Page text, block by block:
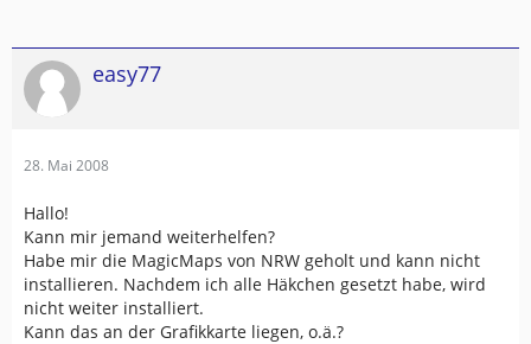
easy77
28. Mai 2008
Hallo!
Kann mir jemand weiterhelfen?
Habe mir die MagicMaps von NRW geholt und kann nicht
installieren. Nachdem ich alle Häkchen gesetzt habe, wird
nicht weiter installiert.
Kann das an der Grafikkarte liegen, o.ä.?